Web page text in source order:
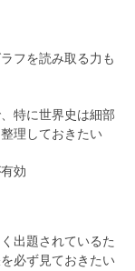
フを読み取る力も
特に世界史は細部
理しておきたい
効
出題されているた
必ず見ておきたい